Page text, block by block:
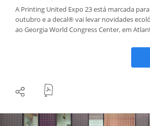
A Printing United Expo 23 está marcada
outubro e a decal® vai levar novidades
ao Georgia World Congress Center, em